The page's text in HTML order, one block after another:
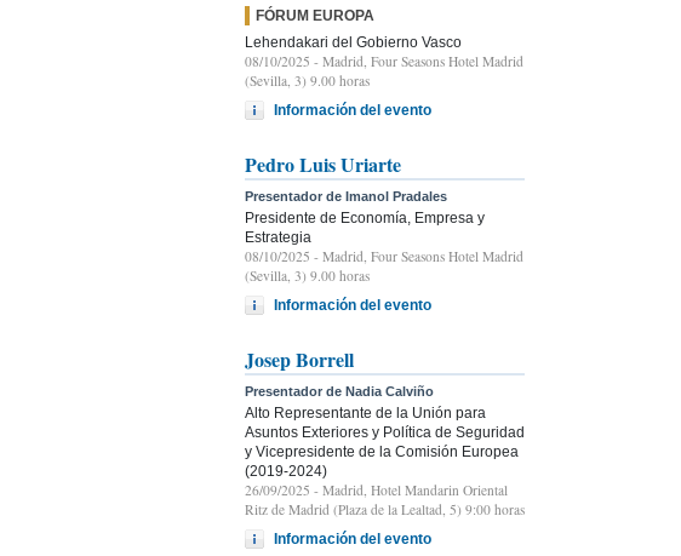
FÓRUM EUROPA
Lehendakari del Gobierno Vasco
08/10/2025 - Madrid, Four Seasons Hotel Madrid
(Sevilla, 3) 9.00 horas
Información del evento
Pedro Luis Uriarte
Presentador de Imanol Pradales
Presidente de Economía, Empresa y
Estrategia
08/10/2025 - Madrid, Four Seasons Hotel Madrid
(Sevilla, 3) 9.00 horas
Información del evento
Josep Borrell
Presentador de Nadia Calviño
Alto Representante de la Unión para
Asuntos Exteriores y Política de Seguridad
y Vicepresidente de la Comisión Europea
(2019-2024)
26/09/2025 - Madrid, Hotel Mandarin Oriental
Ritz de Madrid (Plaza de la Lealtad, 5) 9:00 horas
Información del evento